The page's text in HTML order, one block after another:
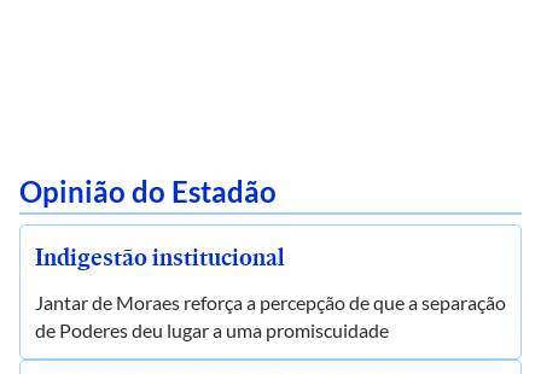
Opinião do Estadão
Indigestão institucional
Jantar de Moraes reforça a percepção de que a separação
de Poderes deu lugar a uma promiscuidade